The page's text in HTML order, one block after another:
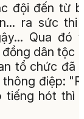
đội đến từ
ra sức thi
Qua đó
dân tộc
tổ chức đã
thông điệp:
tiếng hót thì